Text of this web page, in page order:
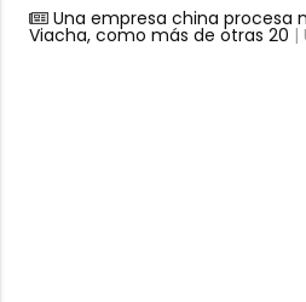
Una empresa china procesa
Viacha, como más de otras 20 |